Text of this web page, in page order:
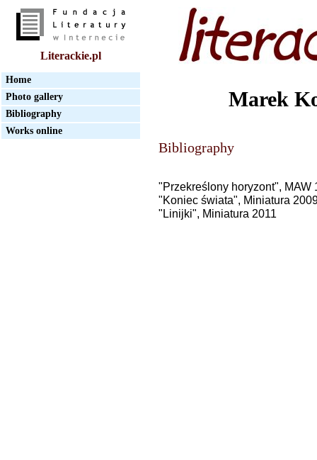
Literackie.pl
Home
Photo gallery
Bibliography
Works online
Marek
Bibliography
"Przekreślony horyzont", MAW
"Koniec świata", Miniatura
"Linijki", Miniatura 2011